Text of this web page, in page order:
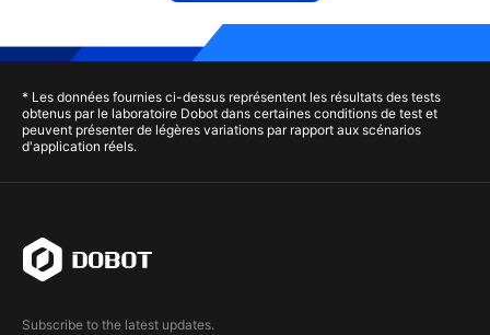
* Les données fournies ci-dessus représentent les résultats des tests
obtenus par le laboratoire Dobot dans certaines conditions de test et
peuvent présenter de légères variations par rapport aux scénarios
d'application réels.
Subscribe to the latest updates.